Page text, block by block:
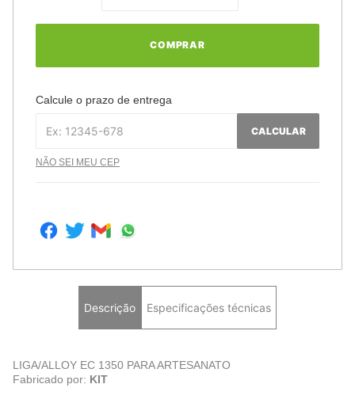
COMPRAR
Calcule o prazo de entrega
CALCULAR
NÃO SEI MEU CEP
Descrição Especificações técnicas
LIGA/ALLOY EC 1350 PARA ARTESANATO
Fabricado por: KIT